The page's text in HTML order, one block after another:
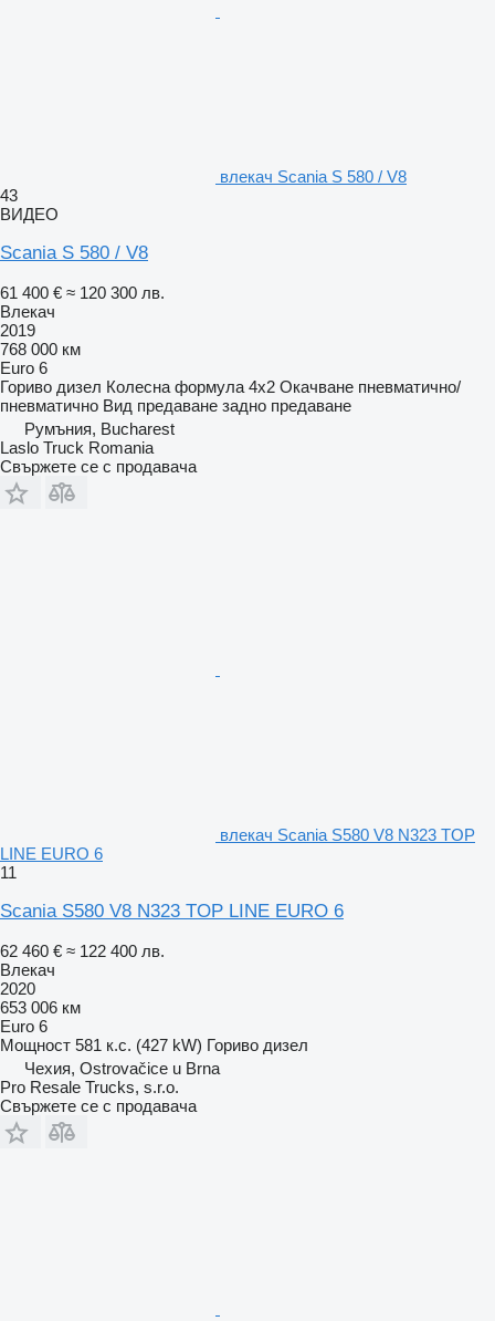
влекач Scania S 580 / V8
43
ВИДЕО
Scania S 580 / V8
61 400 € ≈ 120 300 лв.
Влекач
2019
768 000 км
Euro 6
Гориво дизел Колесна формула 4x2 Окачване пневматично/
пневматично Вид предаване задно предаване
Румъния, Bucharest
Laslo Truck Romania
Свържете се с продавача
влекач Scania S580 V8 N323 TOP
LINE EURO 6
11
Scania S580 V8 N323 TOP LINE EURO 6
62 460 € ≈ 122 400 лв.
Влекач
2020
653 006 км
Euro 6
Мощност 581 к.с. (427 kW) Гориво дизел
Чехия, Ostrovačice u Brna
Pro Resale Trucks, s.r.o.
Свържете се с продавача